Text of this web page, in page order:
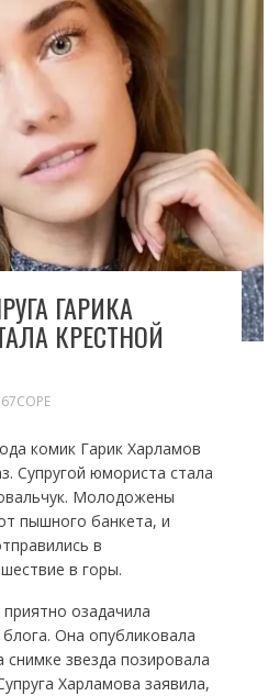
ГАРИКА
КРЕСТНОЙ
комик Гарик Харламов
Супругой юмориста стала
Молодожены
пышного банкета, и
в
в горы.
озадачила
Она опубликовала
снимке звезда позировала
Харламова заявила,